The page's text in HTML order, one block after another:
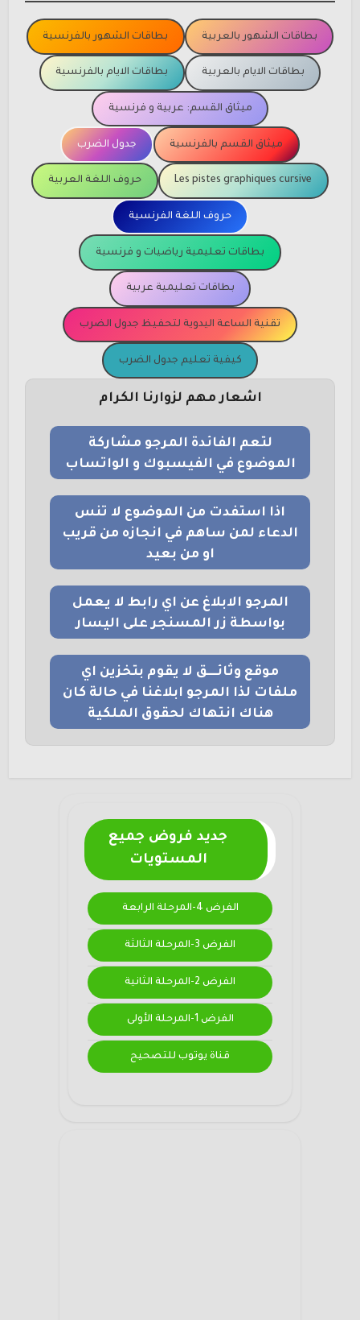
بطاقات الشهور بالعربية بطاقات الشهور بالفرنسية
بطاقات الايام بالعربية بطاقات الايام بالفرنسية
ميثاق القسم: عربية و فرنسية
ميثاق القسم بالفرنسية جدول الضرب
Les pistes graphiques cursive حروف اللغة العربية
حروف اللغة الفرنسية
بطاقات تعليمية رياضيات و فرنسية
بطاقات تعليمية عربية
تقنية الساعة اليدوية لتحفيظ جدول الضرب
كيفية تعليم جدول الضرب
اشعار مهم لزوارنا الكرام
لتعم الفائدة المرجو مشاركة
الموضوع في الفيسبوك و الواتساب
اذا استفدت من الموضوع لا تنس
الدعاء لمن ساهم في انجازه من قريب
او من بعيد
المرجو الابلاغ عن اي رابط لا يعمل
بواسطة زر المسنجر على اليسار
موقع وثائــــق لا يقوم بتخزين اي
ملفات لذا المرجو ابلاغنا في حالة كان
هناك انتهاك لحقوق الملكية
جديد فروض جميع
المستويات
الفرض 4-المرحلة الرابعة
الفرض 3-المرحلة الثالثة
الفرض 2-المرحلة الثانية
الفرض 1-المرحلة الأولى
قناة يوتوب للتصحيح